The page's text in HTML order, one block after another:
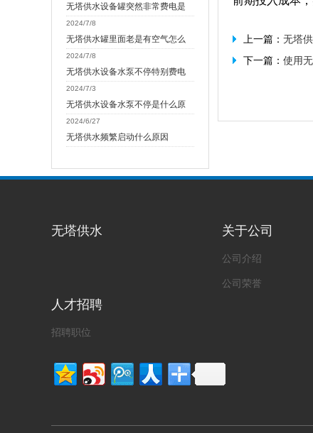
无塔供水设备罐突然非常费电是
2024/7/8
无塔供水罐里面老是有空气怎么
2024/7/8
无塔供水设备水泵不停特别费电
2024/7/3
无塔供水设备水泵不停是什么原
2024/6/27
无塔供水频繁启动什么原因
上一篇： 无塔
下一篇： 使用
无塔供水 关于公司
公司介绍
公司荣誉
人才招聘
招聘职位